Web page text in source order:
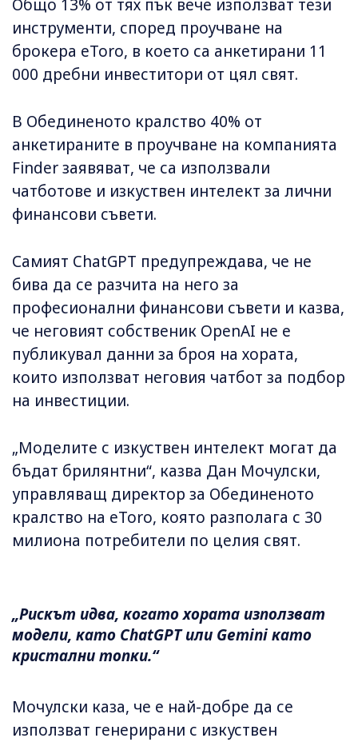
Общо 13% от тях пък вече използват тези
инструменти, според проучване на
брокера eToro, в което са анкетирани 11
000 дребни инвеститори от цял свят.
В Обединеното кралство 40% от
анкетираните в проучване на компанията
Finder заявяват, че са използвали
чатботове и изкуствен интелект за лични
финансови съвети.
Самият ChatGPT предупреждава, че не
бива да се разчита на него за
професионални финансови съвети и казва,
че неговият собственик OpenAI не е
публикувал данни за броя на хората,
които използват неговия чатбот за подбор
на инвестиции.
„Моделите с изкуствен интелект могат да
бъдат брилянтни“, казва Дан Мочулски,
управляващ директор за Обединеното
кралство на eToro, която разполага с 30
милиона потребители по целия свят.
„Рискът идва, когато хората използват
модели, като ChatGPT или Gemini като
кристални топки.“
Мочулски каза, че е най-добре да се
използват генерирани с изкуствен